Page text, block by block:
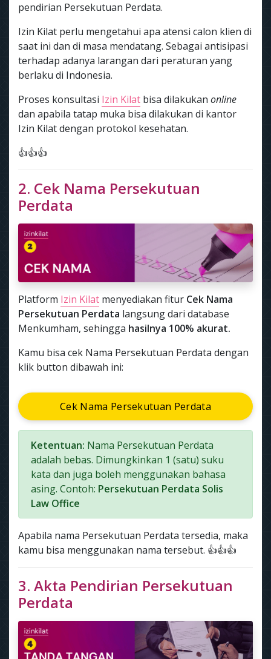
pendirian Persekutuan Perdata.
Izin Kilat perlu mengetahui apa atensi calon klien di
saat ini dan di masa mendatang. Sebagai antisipasi
terhadap adanya larangan dari peraturan yang
berlaku di Indonesia.
Proses konsultasi Izin Kilat bisa dilakukan online
dan apabila tatap muka bisa dilakukan di kantor
Izin Kilat dengan protokol kesehatan.
👍👍👍
2. Cek Nama Persekutuan
Perdata
Platform Izin Kilat menyediakan fitur Cek Nama
Persekutuan Perdata langsung dari database
Menkumham, sehingga hasilnya 100% akurat.
Kamu bisa cek Nama Persekutuan Perdata dengan
klik button dibawah ini:
Cek Nama Persekutuan Perdata
Ketentuan: Nama Persekutuan Perdata
adalah bebas. Dimungkinkan 1 (satu) suku
kata dan juga boleh menggunakan bahasa
asing. Contoh: Persekutuan Perdata Solis
Law Office
Apabila nama Persekutuan Perdata tersedia, maka
kamu bisa menggunakan nama tersebut. 👍👍👍
3. Akta Pendirian Persekutuan
Perdata